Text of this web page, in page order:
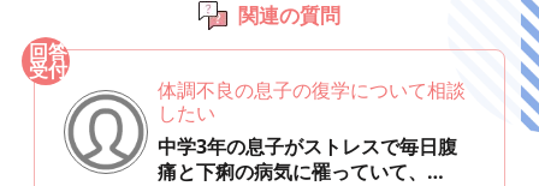
関連の質問
回答
受付
体調不良の息子の復学について相談
したい
中学3年の息子がストレスで毎日腹
痛と下痢の病気に罹っていて、…